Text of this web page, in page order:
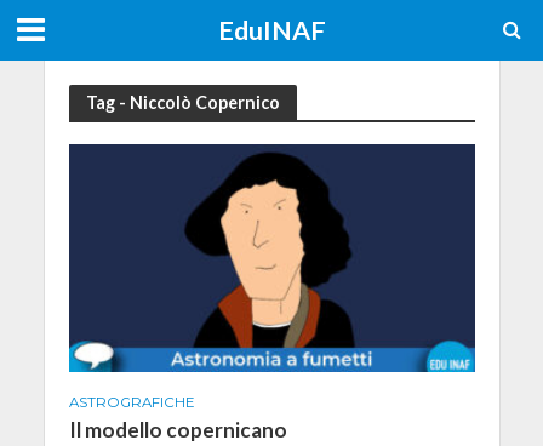
EduINAF
Tag - Niccolò Copernico
ASTROGRAFICHE
Il modello copernicano